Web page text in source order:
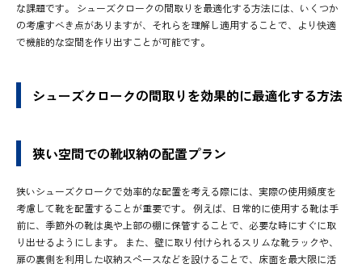
な課題です。 シューズクロークの間取りを最適化する方法には、いくつか
の考慮すべき点がありますが、それらを理解し適用することで、より快適
で機能的な空間を作り出すことが可能です。
シューズクロークの間取りを効果的に最適化する方法
狭い空間での靴収納の配置プラン
狭いシューズクロークで効率的な配置を考える際には、実際の使用頻度を
考慮して靴を配置することが重要です。 例えば、日常的に使用する靴は手
前に、季節外の靴は奥や上部の棚に保管することで、必要な時にすぐに取
り出せるようにします。 また、壁に取り付けられるスリムな靴ラックや、
扉の裏側を利用した収納スペースなどを設けることで、床面を最大限に活